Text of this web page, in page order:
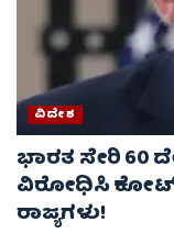
ವಿದೇಶ
ಭಾರತ ಸೇರಿ 60
ವಿರೋಧಿಸಿ
ರಾಜ್ಯಗಳು!